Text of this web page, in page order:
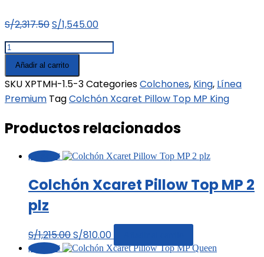
S/2,317.50El
precio
original
era:
S/2,317.50.
S/1,545.00El
precio
actual
S/1,545.00.
‎Colchón
Xcaret
Pillow
Top
MP
King
Añadir al carrito
SKU XPTMH-1.5-3CategoriesColchones, King, Línea
Premium Tag‎Colchón Xcaret Pillow Top MP King
Productos relacionados
¡Oferta!
‎Colchón Xcaret Pillow Top MP 2
plz
S/1,215.00El
precio
S/810.00El
precio
¡Oferta!